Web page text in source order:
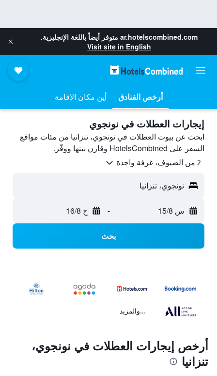
ar.hotelscombined.com متوفر أيضاً باللغة الإنجليزية.
Visit site in English
أرخص الفنادق أين مكان الإقامة
إيجارات العطلات في نونجوي
ابحث عن بيوت العطلات في نونجوي، تنزانيا من مئات مواقع
السفر على HotelsCombined وقارن بينها ووفّر.
2 من الضيوف، غرفة واحدة
نونجوي، تنزانيا
س 15/8 - ح 16/8
بحث
...والمزيد
أرخص إيجارات العطلات في نونجوي،
تنزانيا